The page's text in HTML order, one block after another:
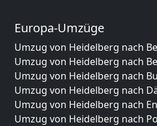
Europa-Umzüge
Umzug von Heidelberg nach
Umzug von Heidelberg nach
Umzug von Heidelberg nach
Umzug von Heidelberg nach
Umzug von Heidelberg nach
Umzug von Heidelberg nach